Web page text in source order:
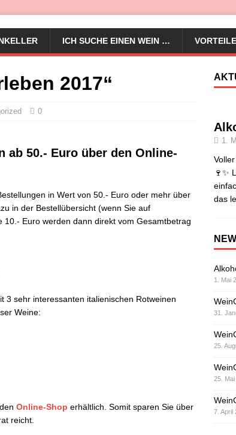
ICH SUCHE EINEN WEIN … VORTEILE
2017“
0
ab 50.- Euro über den Online-
in Wert von 50.- Euro oder mehr über
in der Bestellübersicht (wenn Sie auf
10.- Euro werden dann direkt vom Gesamtbetrag
3 sehr interessanten italienischen Rotweinen
Weine:
Online-Shop erhältlich. Somit sparen Sie über
reicht.
1.
🍷✨
das
1. Mai
31.
25.
25.
7. April